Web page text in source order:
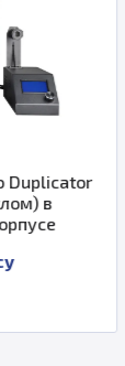
3D принтер